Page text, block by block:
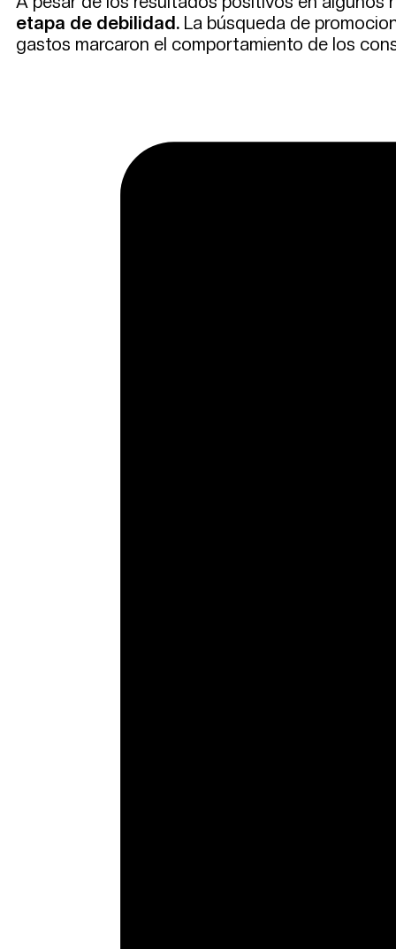
etapa de debilidad. La búsqueda de
gastos marcaron el comportamiento de los